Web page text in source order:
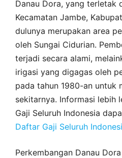
Danau Dora, yang terletak
Kecamatan Jambe,
dulunya merupakan area
oleh Sungai Cidurian.
terjadi secara alami,
irigasi yang digagas oleh
pada tahun 1980-an untuk
sekitarnya. Informasi lebih
Gaji Seluruh Indonesia
Daftar Gaji Seluruh
Perkembangan Danau